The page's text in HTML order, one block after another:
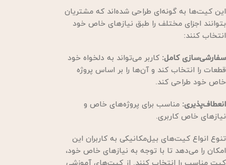
این کیت‌ها به گونه‌ای طراحی شده‌اند که مشتریان
بتوانند اجزای مختلف را طبق نیازهای خاص خود
انتخاب کنند:
سفارشی‌سازی کامل: کاربر می‌تواند به دلخواه خود
قطعات را انتخاب کند و آن‌ها را بر اساس پروژه
خاص خود طراحی کند.
انعطاف‌پذیری: مناسب برای پروژه‌های خاص و
نیازهای خاص کاربری.
تنوع انواع کیت‌های بیل‌مکانیکی به کاربران این
امکان را می‌دهد تا با توجه به نیازهای خاص خود،